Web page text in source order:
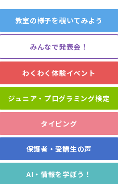
教室の様子を覗いてみよう
みんなで発表会！
わくわく体験イベント
ジュニア・プログラミング検定
タイピング
保護者・受講生の声
AI・情報を学ぼう！